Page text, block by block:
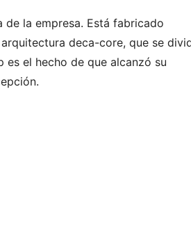
de la empresa. Está fabricado
deca-core, que se
el hecho de que alcanzó su